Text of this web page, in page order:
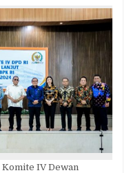
KERJA
KE
SULSEL,
KOMITE
DPD
RI
DESAK
PERCEPATAN
TINDAK
LANJUT
REKOMENDASI
BPK
Komite IV Dewan